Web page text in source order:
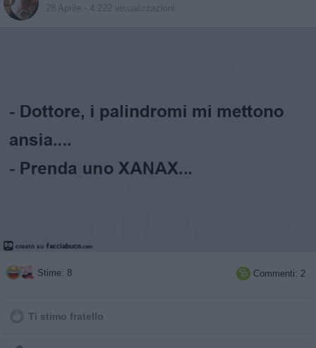
28 Aprile - 4.222 visualizzazioni
Stime: 8  Commenti: 2
Ti stimo fratello